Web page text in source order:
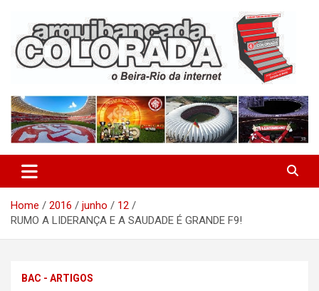
content
Arquibancada Colorada
Home 2016 junho
12
RUMO A LIDERANÇA E A SAUDADE É GRANDE F9!
BAC - ARTIGOS